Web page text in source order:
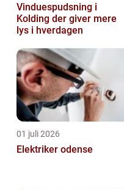
Vinduespudsning i
Kolding der giver mere
lys i hverdagen
01 juli 2026
Elektriker odense